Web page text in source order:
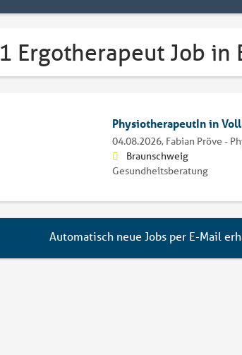
1 Ergotherapeut Job in
PhysiotherapeutIn in
04.08.2026, Fabian Pröve -
Braunschweig
Gesundheitsberatung
Automatisch neue Jobs per E-Mail